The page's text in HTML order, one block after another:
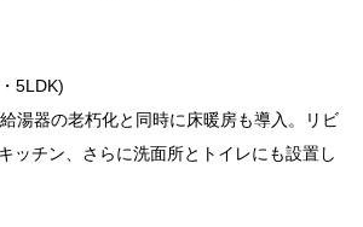
5LDK)
湯器の老朽化と同時に床暖房も導入。リビ
ッチン、さらに洗面所とトイレにも設置し